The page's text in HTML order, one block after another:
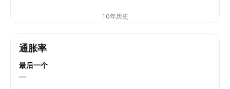
10年历史
通胀率
最后一个
—